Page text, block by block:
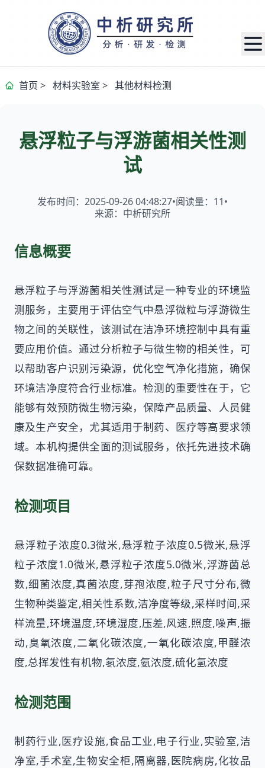
首页 > 材料实验室 > 其他材料检测
悬浮粒子与浮游菌相关性测
试
发布时间：2025-09-26 04:48:27•阅读量： 11•
来源：中析研究所
信息概要
悬浮粒子与浮游菌相关性测试是一种专业的环境监
测服务，主要用于评估空气中悬浮微粒与浮游微生
物之间的关联性，该测试在洁净环境控制中具有重
要应用价值。通过分析粒子与微生物的相关性，可
以帮助客户识别污染源，优化空气净化措施，确保
环境洁净度符合行业标准。检测的重要性在于，它
能够有效预防微生物污染，保障产品质量、人员健
康及生产安全，尤其适用于制药、医疗等高要求领
域。本机构提供全面的测试服务，依托先进技术确
保数据准确可靠。
检测项目
悬浮粒子浓度0.3微米,悬浮粒子浓度0.5微米,悬浮
粒子浓度1.0微米,悬浮粒子浓度5.0微米,浮游菌总
数,细菌浓度,真菌浓度,芽孢浓度,粒子尺寸分布,微
生物种类鉴定,相关性系数,洁净度等级,采样时间,采
样流量,环境温度,环境湿度,压差,风速,照度,噪声,振
动,臭氧浓度,二氧化碳浓度,一氧化碳浓度,甲醛浓
度,总挥发性有机物,氡浓度,氨浓度,硫化氢浓度
检测范围
制药行业,医疗设施,食品工业,电子行业,实验室,洁
净室,手术室,生物安全柜,隔离器,医院病房,化妆品